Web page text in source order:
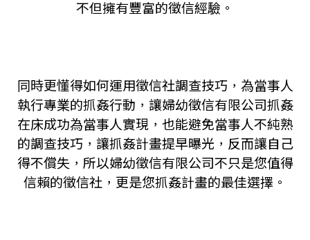
不但擁有豐富的徵信經驗。
同時更懂得如何運用徵信社調查技巧，為當事人
執行專業的抓姦行動，讓婦幼徵信有限公司抓姦
在床成功為當事人實現，也能避免當事人不純熟
的調查技巧，讓抓姦計畫提早曝光，反而讓自己
得不償失，所以婦幼徵信有限公司不只是您值得
信賴的徵信社，更是您抓姦計畫的最佳選擇。